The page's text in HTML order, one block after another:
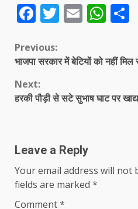
Facebook
Twitter
Email
Continue
Previous:
भाजपा सरकार में बेटियों को नहीं मिल
Next:
हरकी पौड़ी से सटे सुभाष घाट पर
Leave a Reply
Your email address will not
fields are marked *
Comment*